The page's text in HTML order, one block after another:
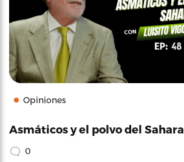
Opiniones
Asmáticos y el polvo del Sahara
0